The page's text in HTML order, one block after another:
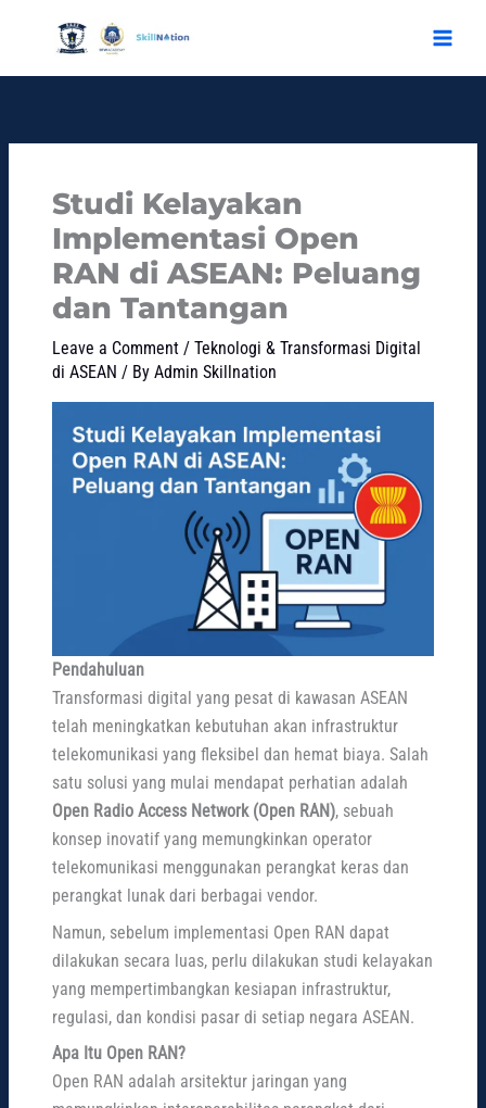
Studi Kelayakan
Implementasi Open
RAN di ASEAN: Peluang
dan Tantangan
Leave a Comment /Teknologi & Transformasi Digital
di ASEAN / ByAdmin Skillnation
Pendahuluan
Transformasi digital yang pesat di kawasan ASEAN
telah meningkatkan kebutuhan akan infrastruktur
telekomunikasi yang fleksibel dan hemat biaya. Salah
satu solusi yang mulai mendapat perhatian adalah
Open Radio Access Network (Open RAN), sebuah
konsep inovatif yang memungkinkan operator
telekomunikasi menggunakan perangkat keras dan
perangkat lunak dari berbagai vendor.
Namun, sebelum implementasi Open RAN dapat
dilakukan secara luas, perlu dilakukan studi kelayakan
yang mempertimbangkan kesiapan infrastruktur,
regulasi, dan kondisi pasar di setiap negara ASEAN.
Apa Itu Open RAN?
Open RAN adalah arsitektur jaringan yang